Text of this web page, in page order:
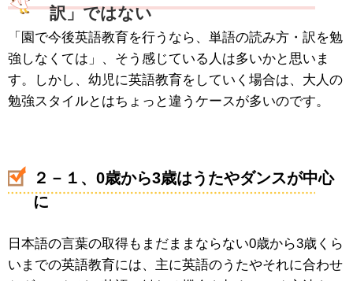
訳」ではない
「園で今後英語教育を行うなら、単語の読み方・訳を勉
強しなくては」、そう感じている人は多いかと思いま
す。しかし、幼児に英語教育をしていく場合は、大人の
勉強スタイルとはちょっと違うケースが多いのです。
２－１、0歳から3歳はうたやダンスが中心
に
日本語の言葉の取得もまだままならない0歳から3歳くら
いまでの英語教育には、主に英語のうたやそれに合わせ